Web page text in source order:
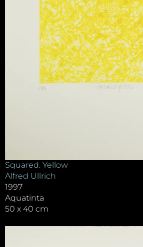
Squared. Yellow
Alfred Ullrich
1997
Aquatinta
50 x 40 cm